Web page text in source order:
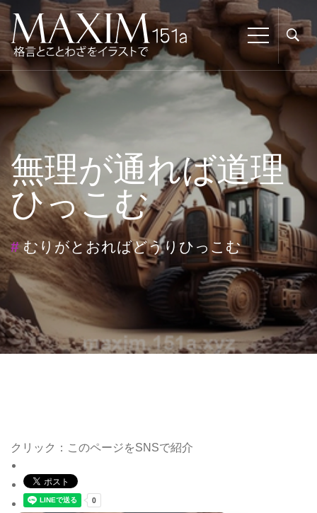
無理が通れば道理
ひっこむ
#むりがとおればどうりひっこむ
クリック：このページをSNSで紹介